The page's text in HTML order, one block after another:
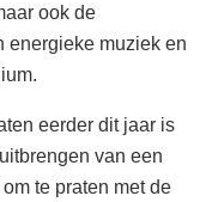
ook de
energieke muziek en
eerder dit jaar is
van een
te praten met de